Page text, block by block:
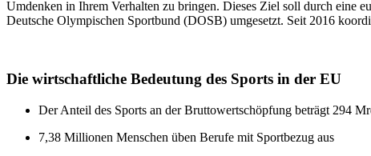
Umdenken in Ihrem Verhalten zu bringen. Dieses Ziel soll durch eine
Deutsche Olympischen Sportbund (DOSB) umgesetzt. Seit 2016
Die wirtschaftliche Bedeutung des Sports in der EU
Der Anteil des Sports an der Bruttowertschöpfung beträgt 294
7,38 Millionen Menschen üben Berufe mit Sportbezug aus